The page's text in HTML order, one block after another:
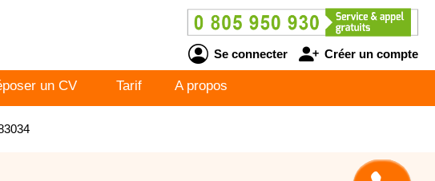
Se connecter Créer un compte
un CV Tarif A propos